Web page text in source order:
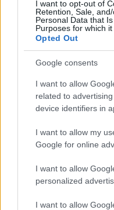
I want to opt-out of
Retention, Sale,
Personal Data that
Purposes for which it
Opted Out
Google consents
I want to allow
related to
device identifiers in
I want to allow my
Google for online
I want to allow
personalized
I want to allow
Kerékpáros
F1-es